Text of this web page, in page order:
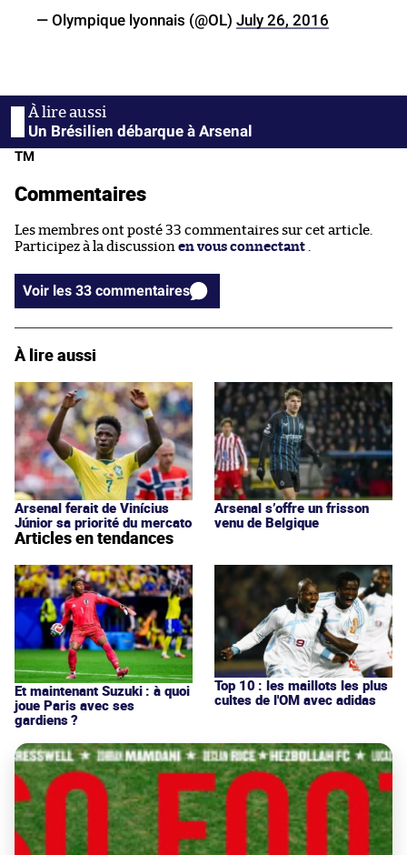
— Olympique lyonnais (@OL) July 26, 2016
Un Brésilien débarque à Arsenal
TM
Commentaires
Les membres ont posté 33 commentaires sur cet article.
Participez à la discussion en vous connectant
Voir les 33 commentaires
À lire aussi
Arsenal ferait de Vinícius
Júnior sa priorité du mercato
Arsenal s’offre un frisson
venu de Belgique
Articles en tendances
Et maintenant Suzuki : à quoi
joue Paris avec ses
gardiens ?
Top 10 : les maillots les plus
cultes de l'OM avec adidas